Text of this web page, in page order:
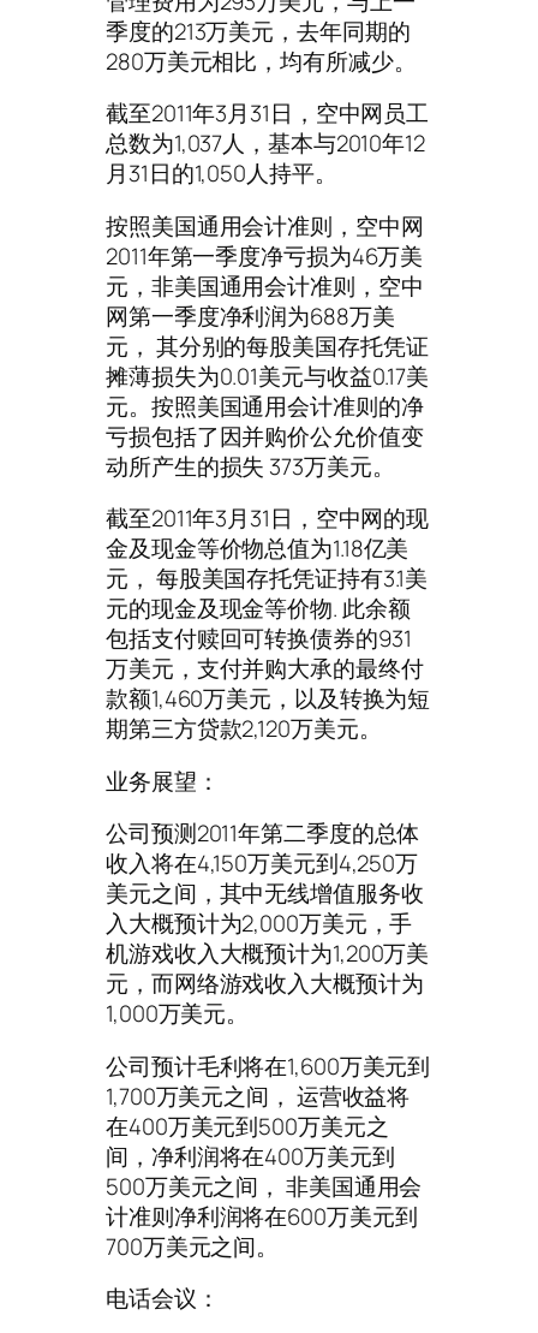
季度的213万美元，去年同期的
280万美元相比，均有所减少。
截至2011年3月31日，空中网员工
总数为1,037人，基本与2010年12
月31日的1,050人持平。
按照美国通用会计准则，空中网
2011年第一季度净亏损为46万美
元，非美国通用会计准则，空中
网第一季度净利润为688万美
元， 其分别的每股美国存托凭证
摊薄损失为0.01美元与收益0.17美
元。按照美国通用会计准则的净
亏损包括了因并购价公允价值变
动所产生的损失 373万美元。
截至2011年3月31日，空中网的现
金及现金等价物总值为1.18亿美
元， 每股美国存托凭证持有3.1美
元的现金及现金等价物. 此余额
包括支付赎回可转换债券的931
万美元，支付并购大承的最终付
款额1,460万美元，以及转换为短
期第三方贷款2,120万美元。
业务展望：
公司预测2011年第二季度的总体
收入将在4,150万美元到4,250万
美元之间，其中无线增值服务收
入大概预计为2,000万美元，手
机游戏收入大概预计为1,200万美
元，而网络游戏收入大概预计为
1,000万美元。
公司预计毛利将在1,600万美元到
1,700万美元之间， 运营收益将
在400万美元到500万美元之
间，净利润将在400万美元到
500万美元之间， 非美国通用会
计准则净利润将在600万美元到
700万美元之间。
电话会议：